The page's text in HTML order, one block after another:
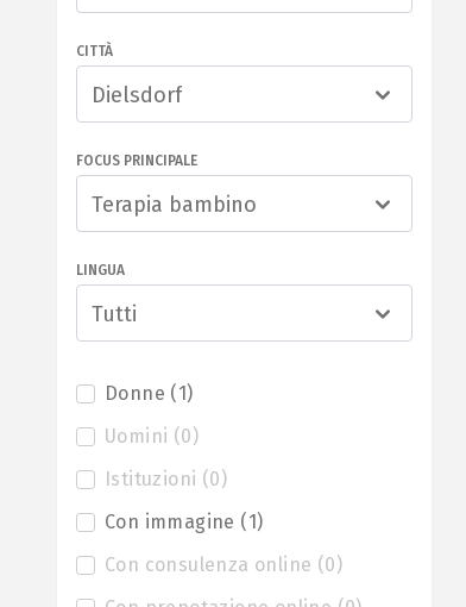
CITTÀ
Dielsdorf
FOCUS PRINCIPALE
Terapia bambino
LINGUA
Tutti
Donne (1)
Uomini (0)
Istituzioni (0)
Con immagine (1)
Con consulenza online (0)